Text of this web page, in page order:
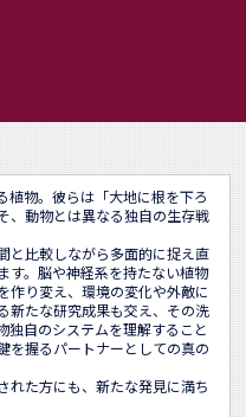
植物。彼らは「大地に根を下ろ
、動物とは異なる独自の生存戦
と比較しながら多面的に捉え直
す。脳や神経系を持たない植物
作り変え、環境の変化や外敵に
新たな研究成果も交え、その洗
独自のシステムを理解すること
を握るパートナーとしての真の
た方にも、新たな発見に満ち